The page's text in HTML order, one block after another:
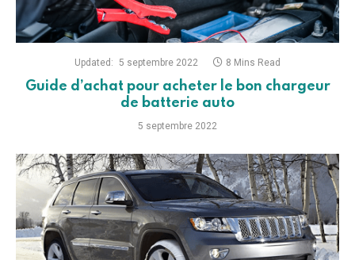
Updated: 5 septembre 2022 8 Mins Read
Guide d’achat pour acheter le bon chargeur
de batterie auto
5 septembre 2022